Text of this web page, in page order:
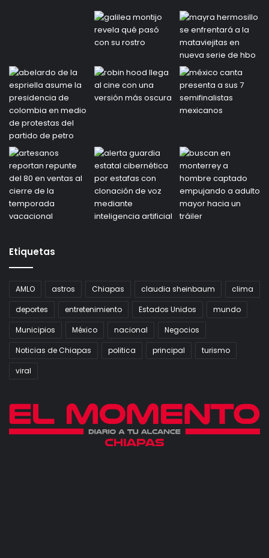
Etiquetas
AMLO astros Chiapas claudia sheinbaum
clima
deportes
entretenimiento Estados Unidos
mundo
Municipios
México nacional
Negocios
Noticias de Chiapas
politica principal
turismo
viral